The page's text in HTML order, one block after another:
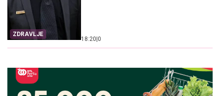
ZDRAVLJE
18:20 0